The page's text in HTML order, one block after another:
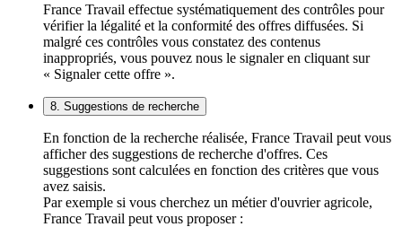
France Travail effectue systématiquement des contrôles pour
vérifier la légalité et la conformité des offres diffusées. Si
malgré ces contrôles vous constatez des contenus
inappropriés, vous pouvez nous le signaler en cliquant sur
« Signaler cette offre ».
8. Suggestions de recherche
En fonction de la recherche réalisée, France Travail peut vous
afficher des suggestions de recherche d'offres. Ces
suggestions sont calculées en fonction des critères que vous
avez saisis.
Par exemple si vous cherchez un métier d'ouvrier agricole,
France Travail peut vous proposer :